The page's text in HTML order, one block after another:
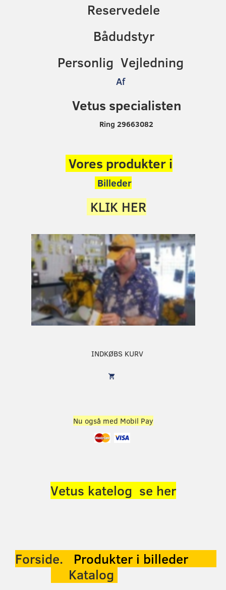
Reservedele
Bådudstyr
Personlig Vejledning
Af
Vetus specialisten
Ring 29663082
Vores produkter i
Billeder
KLIK HER
INDKØBS KURV
Nu også med Mobil Pay
Vetus katelog se her
Forside. Produkter i billeder
Katalog